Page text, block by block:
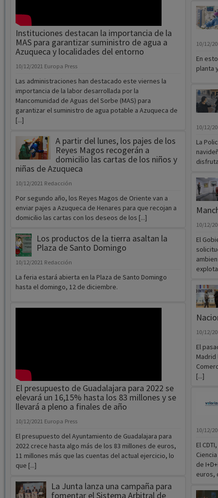
Azuqueca y localidades del entorno
10/12/2021Europa Press
Las administraciones han destacado este viernes la
importancia de la labor desarrollada por la
Mancomunidad de Aguas del Sorbe (MAS) para
[...]
A partir del lunes, los pajes de los
Reyes Magos recogerán a
niñas de Azuqueca
10/12/2021Redacción
Por segundo año, los Reyes Magos de Oriente van a
enviar pajes a Azuqueca de Henares para que recojan a
domicilio las cartas con los deseos de los [...]
Los productos de la tierra asaltan la
Plaza de Santo Domingo
La feria estará abierta en la Plaza de Santo Domingo
hasta el domingo, 12 de diciembre.
llevará a pleno a finales de año
10/12/2021Europa Press
El presupuesto del Ayuntamiento de Guadalajara para
2022 crece hasta algo más de los 83 millones de euros,
11 millones más que las cuentas del actual ejercicio, lo
La Junta lanza una campaña para
fomentar el Sistema Arbitral de
gratuita y amistosa de resolución de
conflictos
10/12/
En
10/12/
La
10/12/
10/12/
de
10/12/